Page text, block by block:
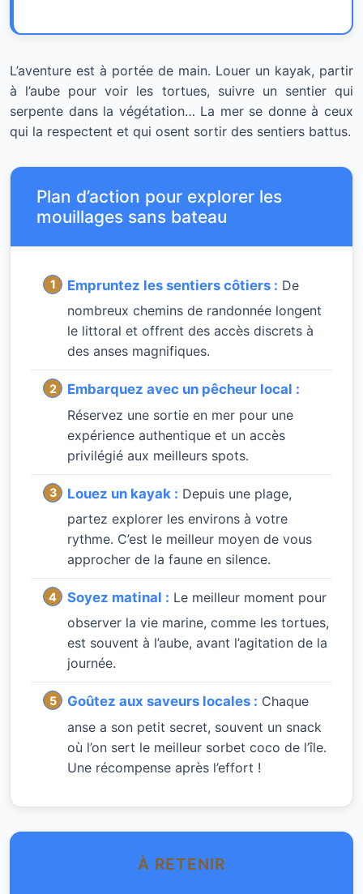
L’aventure est à portée de main. Louer un kayak, partir
à l’aube pour voir les tortues, suivre un sentier qui
serpente dans la végétation… La mer se donne à ceux
qui la respectent et qui osent sortir des sentiers battus.
Plan d’action pour explorer les
mouillages sans bateau
Empruntez les sentiers côtiers : De
nombreux chemins de randonnée longent
le littoral et offrent des accès discrets à
des anses magnifiques.
Embarquez avec un pêcheur local :
Réservez une sortie en mer pour une
expérience authentique et un accès
privilégié aux meilleurs spots.
Louez un kayak : Depuis une plage,
partez explorer les environs à votre
rythme. C’est le meilleur moyen de vous
approcher de la faune en silence.
Soyez matinal : Le meilleur moment pour
observer la vie marine, comme les tortues,
est souvent à l’aube, avant l’agitation de la
journée.
Goûtez aux saveurs locales : Chaque
anse a son petit secret, souvent un snack
où l’on sert le meilleur sorbet coco de l’île.
Une récompense après l’effort !
À RETENIR